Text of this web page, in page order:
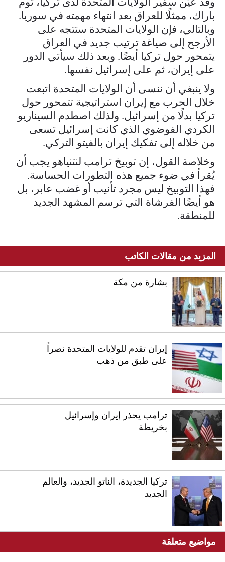
باراك، ممثلًا للعراق بعد انتهاء مهمته في سوريا.
وبالتالي، فإن الولايات المتحدة ستتجه على
الأرجح إلى صياغة ترتيب جديد في العراق
يتمحور حول تركيا أيضًا. وبعد ذلك سيأتي الدور
على إيران، ثم على إسرائيل نفسها.
ولا ينبغي أن ننسى أن الولايات المتحدة اتبعت
خلال الحرب مع إيران استراتيجية تتمحور حول
تركيا بدلًا من إسرائيل. ولذلك اصطدم السيناريو
الكردي الفوضوي الذي كانت إسرائيل تسعى
من خلاله إلى تفكيك إيران بالفيتو التركي.
وخلاصة القول، إن توبيخ ترامب لنتنياهو يجب أن
يُقرأ في ضوء جميع هذه التطورات الحساسة.
فهذا التوبيخ ليس مجرد تأنيب أو غضب عابر، بل
هو أيضًا الفرشاة التي ترسم المشهد الجديد
للمنطقة.
المزيد من مقالات الكاتب
بشارة من مكة
إيران تقدم للولايات المتحدة نصراً
على طبق من ذهب
ترامب يحذر إيران وإسرائيل
بخريطة
تركيا الجديدة، الناتو الجديد، والعالم
الجديد
مواضيع متعلقة